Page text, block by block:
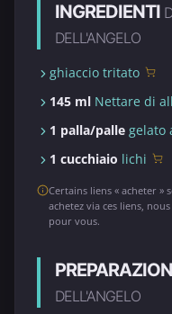
INGREDIENTI
DELL'ANGELO
ghiaccio tritato
145 ml Nettare di
1 palla/palle gelato
1 cucchiaio lichi
Certains liens « acheter »
achetez via ces liens,
pour vous.
DELL'ANGELO